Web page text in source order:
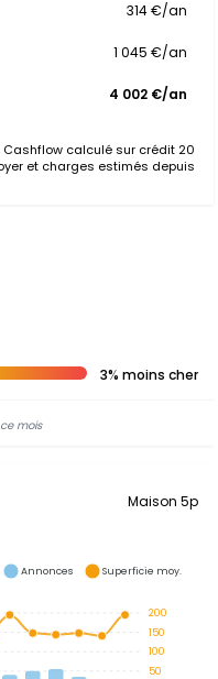
314 €/an
1 045 €/an
4 002 €/an
Cashflow calculé sur crédit 20
et charges estimés depuis
3% moins cher
mois
Maison 5p
200
150
100
50
Annonces Superficie moy.